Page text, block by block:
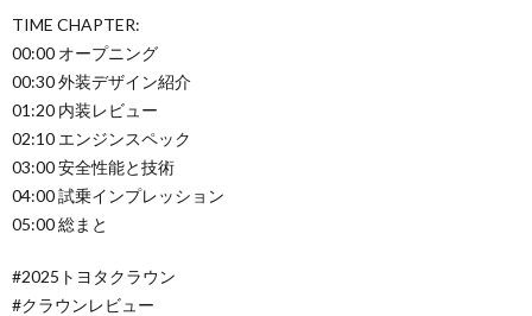
TIME CHAPTER:
00:00 オープニング
00:30 外装デザイン紹介
01:20 内装レビュー
02:10 エンジンスペック
03:00 安全性能と技術
04:00 試乗インプレッション
05:00 総まと
#2025トヨタクラウン
#クラウンレビュー